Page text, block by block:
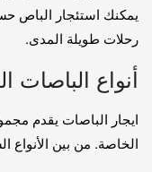
يمكنك استئجار الباص
رحلات طويلة المدى.
أنواع الباصات
ايجار الباصات يقدم
الخاصة. من بين الأنواع